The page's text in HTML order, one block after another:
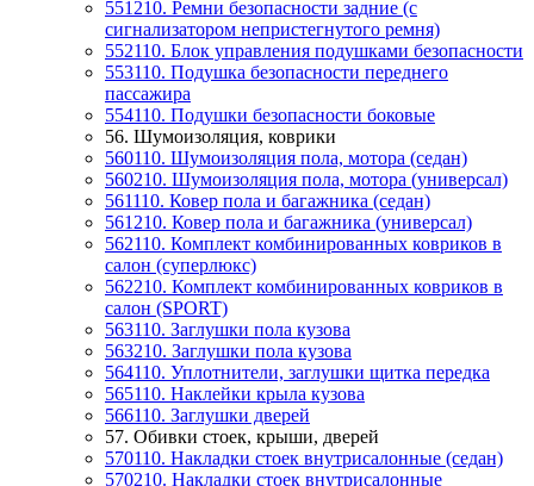
551210. Ремни безопасности задние (с
сигнализатором непристегнутого ремня)
552110. Блок управления подушками безопасности
553110. Подушка безопасности переднего
пассажира
554110. Подушки безопасности боковые
56. Шумоизоляция, коврики
560110. Шумоизоляция пола, мотора (седан)
560210. Шумоизоляция пола, мотора (универсал)
561110. Ковер пола и багажника (седан)
561210. Ковер пола и багажника (универсал)
562110. Комплект комбинированных ковриков в
салон (суперлюкс)
562210. Комплект комбинированных ковриков в
салон (SPORT)
563110. Заглушки пола кузова
563210. Заглушки пола кузова
564110. Уплотнители, заглушки щитка передка
565110. Наклейки крыла кузова
566110. Заглушки дверей
57. Обивки стоек, крыши, дверей
570110. Накладки стоек внутрисалонные (седан)
570210. Накладки стоек внутрисалонные